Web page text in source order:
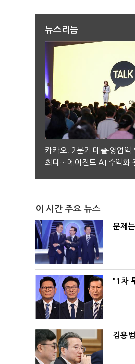
뉴스리듬
카카오, 2분기 매출·영업익
최대…에이전트 AI 수익화
이 시간 주요 뉴스
문제
"1차
김용